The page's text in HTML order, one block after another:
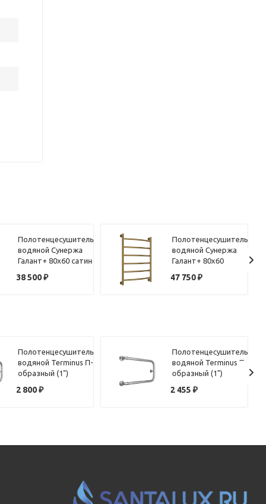
Полотенцесушитель
водяной Сунержа
Галант+ 80х60 сатин
38 500₽
Полотенцесушитель
водяной Сунержа
Галант+ 80х60
47 750₽
Полотенцесушитель
водяной Terminus П-
образный (1")
2 800₽
Полотенцесушитель
водяной Terminus П-
образный (1")
2 455 ₽